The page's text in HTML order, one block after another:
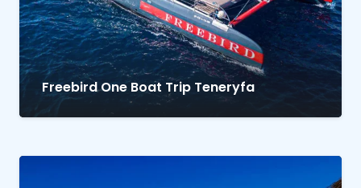
Freebird One Boat Trip Teneryfa